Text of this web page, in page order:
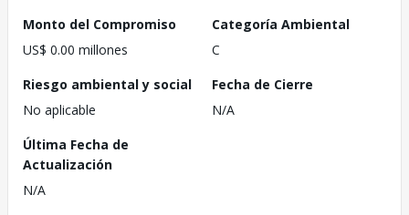
Monto del Compromiso
US$ 0.00 millones
Categoría Ambiental
C
Riesgo ambiental y social
No aplicable
Fecha de Cierre
N/A
Última Fecha de
Actualización
N/A